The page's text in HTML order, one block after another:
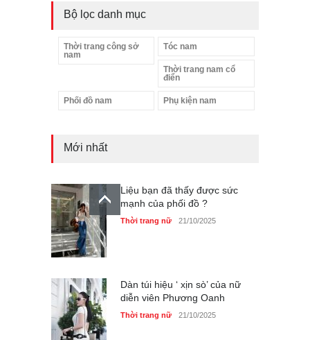
Bộ lọc danh mục
Thời trang công sở
nam
Tóc nam
Thời trang nam cổ
điển
Phối đồ nam Phụ kiện nam
Mới nhất
Liệu bạn đã thấy được sức
mạnh của phối đồ ?
Thời trang nữ 21/10/2025
Dàn túi hiệu ‘ xịn sò’ của nữ
diễn viên Phương Oanh
Thời trang nữ 21/10/2025